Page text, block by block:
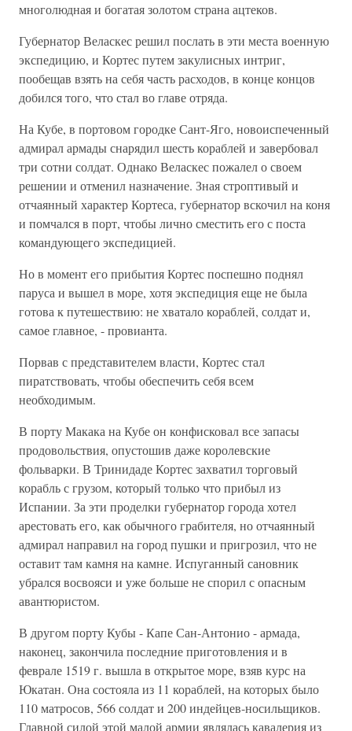
многолюдная и богатая золотом страна ацтеков.
Губернатор Веласкес решил послать в эти места военную
экспедицию, и Кортес путем закулисных интриг,
пообещав взять на себя часть расходов, в конце концов
добился того, что стал во главе отряда.
На Кубе, в портовом городке Сант-Яго, новоиспеченный
адмирал армады снарядил шесть кораблей и завербовал
три сотни солдат. Однако Веласкес пожалел о своем
решении и отменил назначение. Зная строптивый и
отчаянный характер Кортеса, губернатор вскочил на коня
и помчался в порт, чтобы лично сместить его с поста
командующего экспедицией.
Но в момент его прибытия Кортес поспешно поднял
паруса и вышел в море, хотя экспедиция еще не была
готова к путешествию: не хватало кораблей, солдат и,
самое главное, - провианта.
Порвав с представителем власти, Кортес стал
пиратствовать, чтобы обеспечить себя всем
необходимым.
В порту Макака на Кубе он конфисковал все запасы
продовольствия, опустошив даже королевские
фольварки. В Тринидаде Кортес захватил торговый
корабль с грузом, который только что прибыл из
Испании. За эти проделки губернатор города хотел
арестовать его, как обычного грабителя, но отчаянный
адмирал направил на город пушки и пригрозил, что не
оставит там камня на камне. Испуганный сановник
убрался восвояси и уже больше не спорил с опасным
авантюристом.
В другом порту Кубы - Капе Сан-Антонио - армада,
наконец, закончила последние приготовления и в
феврале 1519 г. вышла в открытое море, взяв курс на
Юкатан. Она состояла из 11 кораблей, на которых было
110 матросов, 566 солдат и 200 индейцев-носильщиков.
Главной силой этой малой армии являлась кавалерия из